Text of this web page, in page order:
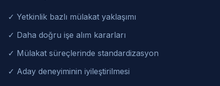
✓ Yetkinlik bazlı mülakat yaklaşımı
✓ Daha doğru işe alım kararları
✓ Mülakat süreçlerinde standardizasyon
✓ Aday deneyiminin iyileştirilmesi